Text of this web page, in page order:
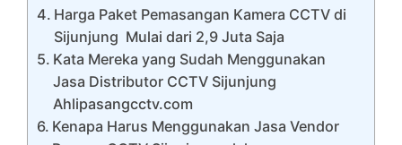
Harga Paket Pemasangan Kamera CCTV di
Sijunjung Mulai dari 2,9 Juta Saja
Kata Mereka yang Sudah Menggunakan
Jasa Distributor CCTV Sijunjung
Ahlipasangcctv.com
Kenapa Harus Menggunakan Jasa Vendor